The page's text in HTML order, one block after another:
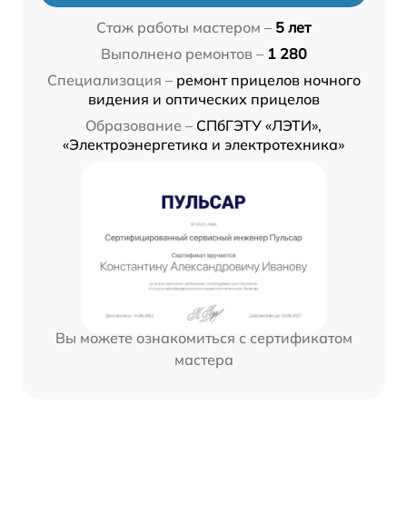
Стаж работы мастером – 5 лет
Выполнено ремонтов – 1 280
Специализация – ремонт прицелов ночного
видения и оптических прицелов
Образование – СПбГЭТУ «ЛЭТИ»,
«Электроэнергетика и электротехника»
Вы можете ознакомиться с сертификатом
мастера